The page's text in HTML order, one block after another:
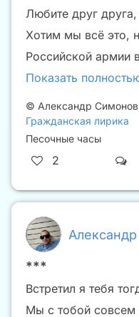
Любите друг
Хотим мы всё это,
Российской армии
Показать
© Александр Симонов
Гражданская лирика
Песочные часы
2
***
Встретил я тебя
Мы с тобой совсем